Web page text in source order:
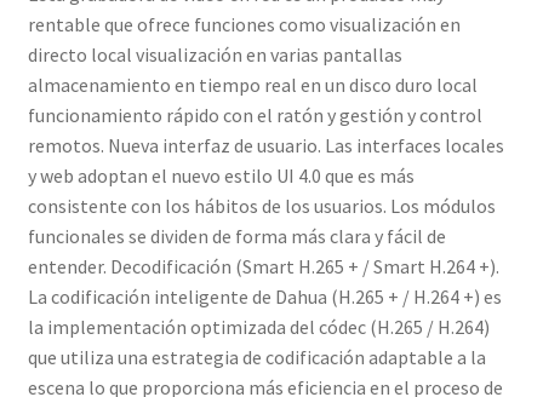
rentable que ofrece funciones como visualización en
directo local visualización en varias pantallas
almacenamiento en tiempo real en un disco duro local
funcionamiento rápido con el ratón y gestión y control
remotos. Nueva interfaz de usuario. Las interfaces locales
y web adoptan el nuevo estilo UI 4.0 que es más
consistente con los hábitos de los usuarios. Los módulos
funcionales se dividen de forma más clara y fácil de
entender. Decodificación (Smart H.265 + / Smart H.264 +).
La codificación inteligente de Dahua (H.265 + / H.264 +) es
la implementación optimizada del códec (H.265 / H.264)
que utiliza una estrategia de codificación adaptable a la
escena lo que proporciona más eficiencia en el proceso de